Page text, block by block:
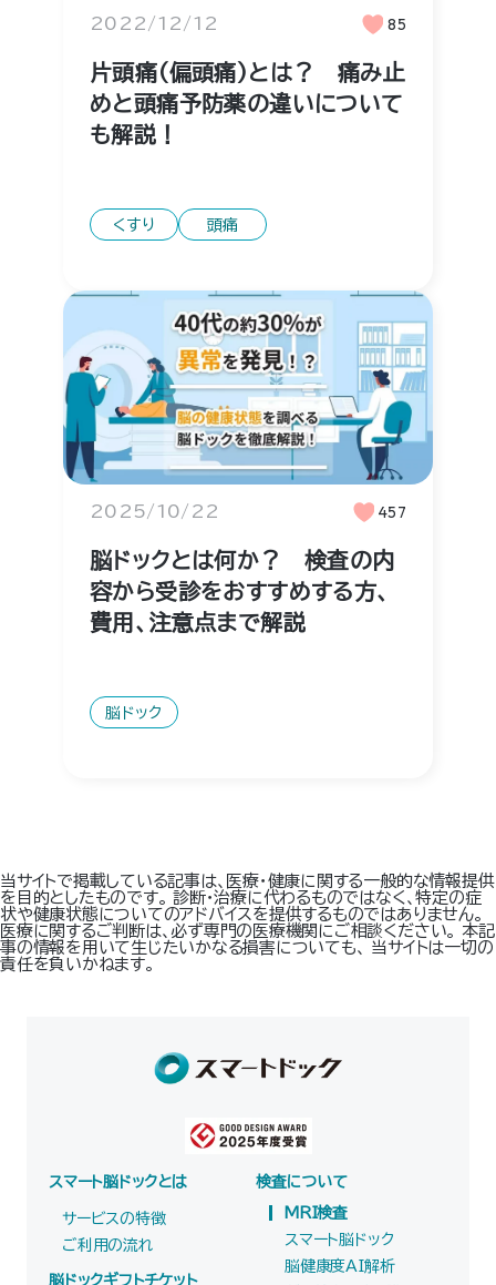
2022/12/12 85
片頭痛（偏頭痛）とは？ 痛み止
めと頭痛予防薬の違いについて
も解説！
くすり 頭痛
2025/10/22 457
脳ドックとは何か？ 検査の内
容から受診をおすすめする方、
費用、注意点まで解説
脳ドック
当サイトで掲載している記事は、医療・健康に関する一般的な情報提供
を目的としたものです。 診断・治療に代わるものではなく、特定の症
状や健康状態についてのアドバイスを提供するものではありません。
医療に関するご判断は、必ず専門の医療機関にご相談ください。 本記
事の情報を用いて生じたいかなる損害についても、 当サイトは一切の
責任を負いかねます。
スマート脳ドックとは
サービスの特徴
ご利用の流れ
脳ドックギフトチケット
検査について
MRI検査
スマート脳ドック
脳健康度AI解析